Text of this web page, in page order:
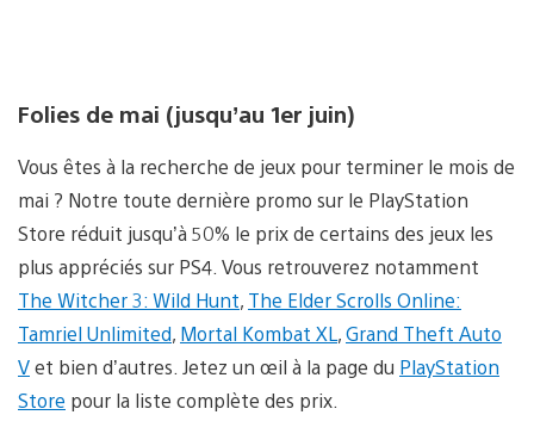
Folies de mai (jusqu’au 1er juin)
Vous êtes à la recherche de jeux pour terminer le mois de
mai ? Notre toute dernière promo sur le PlayStation
Store réduit jusqu’à 50% le prix de certains des jeux les
plus appréciés sur PS4. Vous retrouverez notamment
The Witcher 3: Wild Hunt, The Elder Scrolls Online:
Tamriel Unlimited, Mortal Kombat XL,Grand Theft Auto
Vet bien d’autres. Jetez un œil à la page du PlayStation
Store pour la liste complète des prix.